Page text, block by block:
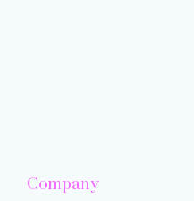
Company